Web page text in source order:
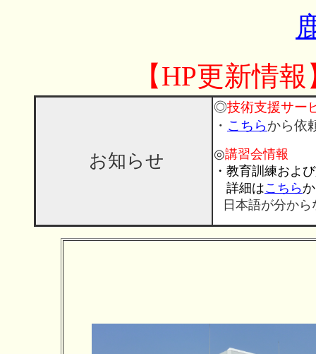
【HP更新情
お知らせ
◎技術支援サー
・ こちらから依
◎講習会情報
・教育訓練およ
詳細はこちら
日本語が分か